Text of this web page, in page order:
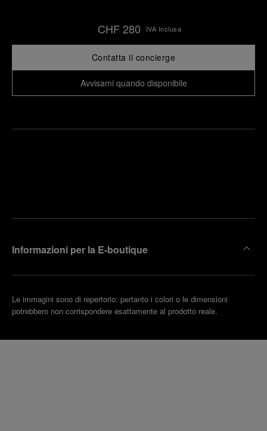
CHF 280 IVA Inclusa
Contatta il concierge
Avvisami quando disponibile
Informazioni per la E-boutique
Le immagini sono di repertorio: pertanto i colori o le dimensioni
potrebbero non corrispondere esattamente al prodotto reale.